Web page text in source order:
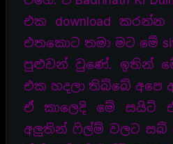
එක download
එතකොට තමා මට මේ
පුළුවන් වුණේ. ඉතින්
එක හදලා තිබ්බේ
ඒ කාලෙදි මේ සයිට්
අලුතින් ෆිල්ම් වලට සබ්